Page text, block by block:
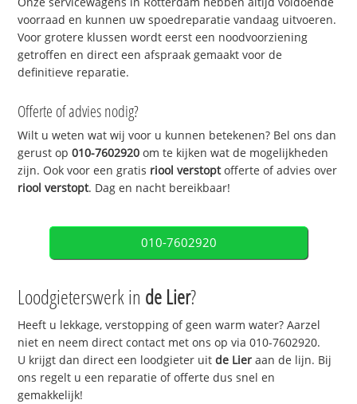
voorraad en kunnen uw spoedreparatie vandaag uitvoeren.
Voor grotere klussen wordt eerst een noodvoorziening
getroffen en direct een afspraak gemaakt voor de
definitieve reparatie.
Offerte of advies nodig?
Wilt u weten wat wij voor u kunnen betekenen? Bel ons dan
gerust op010-7602920 om te kijken wat de mogelijkheden
zijn. Ook voor een gratis riool verstoptofferte of advies over
riool verstopt. Dag en nacht bereikbaar!
010-7602920
Loodgieterswerk in de Lier?
Heeft u lekkage, verstopping of geen warm water? Aarzel
niet en neem direct contact met ons op via 010-7602920.
U krijgt dan direct een loodgieter uitde Lier aan de lijn. Bij
ons regelt u een reparatie of offerte dus snel en
gemakkelijk!